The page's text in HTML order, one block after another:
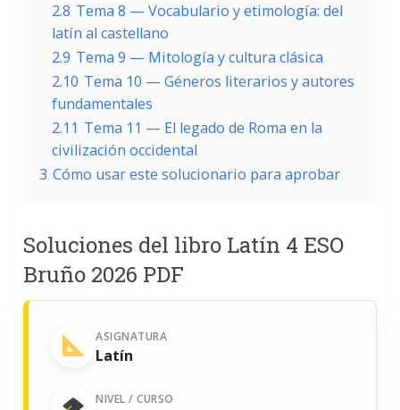
2.8 Tema 8 — Vocabulario y etimología: del
latín al castellano
2.9 Tema 9 — Mitología y cultura clásica
2.10 Tema 10 — Géneros literarios y autores
fundamentales
2.11 Tema 11 — El legado de Roma en la
civilización occidental
3 Cómo usar este solucionario para aprobar
Soluciones del libro Latín 4 ESO
Bruño 2026 PDF
ASIGNATURA
Latín
NIVEL / CURSO